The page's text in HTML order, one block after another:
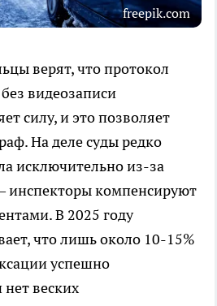
freepik.com
верят, что протокол
видеозаписи
силу, и это позволяет
На деле суды редко
исключительно из-за
инспекторы компенсируют
В 2025 году
что лишь около 10-15%
успешно
веских